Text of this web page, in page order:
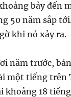
bảy đến
50 năm sắp
khi nó xảy ra.
năm trước,
một tiếng trên
khoảng 18